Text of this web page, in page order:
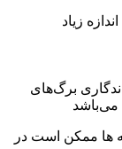
زیاد
برگ‌های
می‌باشد
ها ممکن است در